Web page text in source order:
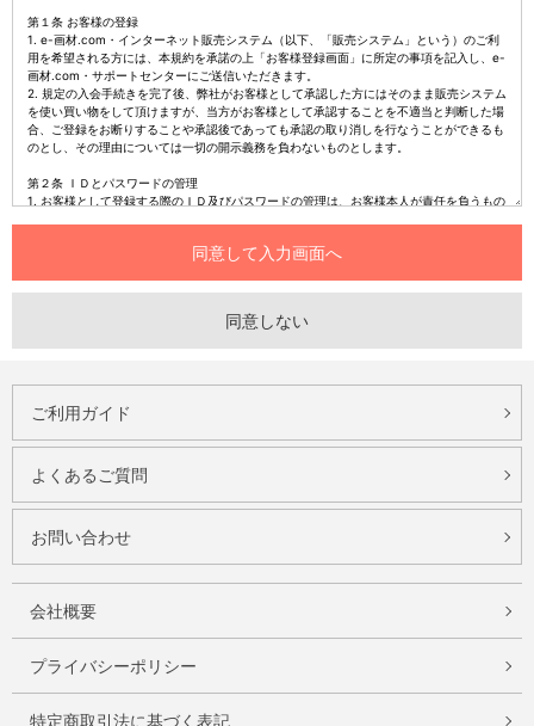
ご利用ガイド
よくあるご質問
お問い合わせ
会社概要
プライバシーポリシー
特定商取引法に基づく表記